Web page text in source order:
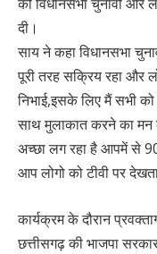
दी।
साय ने कहा विधानसभा
पूरी तरह सक्रिय रहा और
निभाई,इसके लिए मैं सभी
साथ मुलाकात करने का
अच्छा लग रहा है आपमें से
आप लोगो को टीवी पर
कार्यक्रम के दौरान
छत्तीसगढ़ की भाजपा